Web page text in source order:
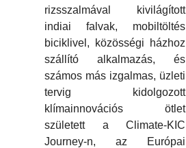
rizsszalmával kivilágított
indiai falvak, mobiltöltés
biciklivel, közösségi házhoz
szállító alkalmazás, és
számos más izgalmas, üzleti
tervig kidolgozott
klímainnovációs ötlet
született a Climate-KIC
Journey-n, az Európai